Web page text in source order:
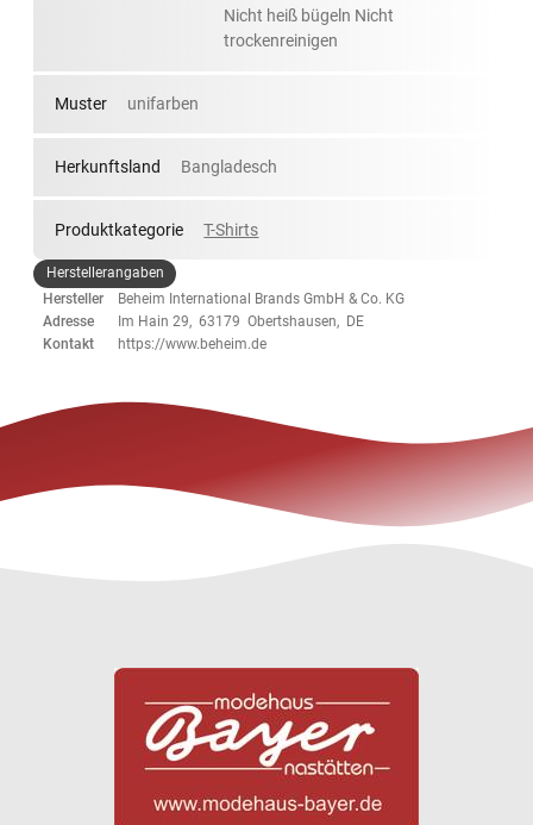
Nicht heiß bügeln Nicht
trockenreinigen
Muster unifarben
Herkunftsland Bangladesch
Produktkategorie T-Shirts
Herstellerangaben
Hersteller
Beheim International Brands GmbH & Co. KG
Adresse
Im Hain 29, 63179 Obertshausen, DE
Kontakt
https://www.beheim.de